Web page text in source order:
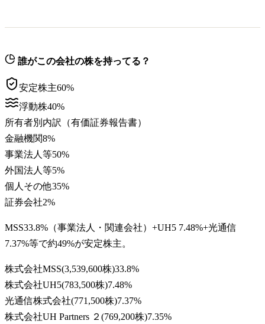
誰がこの会社の株を持ってる？
安定株主60%
浮動株40%
所有者別内訳（有価証券報告書）
金融機関8%
事業法人等50%
外国法人等5%
個人その他35%
証券会社2%
MSS33.8%（事業法人・関連会社）+UH5 7.48%+光通信
7.37%等で約49%が安定株主。
株式会社MSS(3,539,600株)33.8%
株式会社UH5(783,500株)7.48%
光通信株式会社(771,500株)7.37%
株式会社UH Partners ２ (769,200株)7.35%